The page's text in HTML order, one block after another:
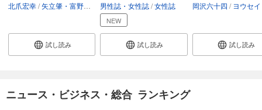
試し読み
あらすじを表示する
週刊東洋経済 2025/12/27・2026/1/3合併号
880円 (税込)
あらすじを表示する
北爪宏幸 矢立肇・富野由悠季
試し読み
男性誌・女性誌 女性誌
NEW
試し読み
岡沢六十四 ヨウセイ
試し読み
ニュース・ビジネス・総合 ランキング